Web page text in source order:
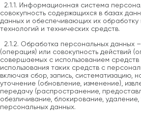
2.1.1. Информационная система
совокупность содержащихся в базах
данных и обеспечивающих их
технологий и технических средств.
2.1.2. Обработка персональных данных
(операция) или совокупность действий
совершаемых с использованием средств
использования таких средств с
включая сбор, запись, систематизацию,
уточнение (обновление, изменение),
передачу (распространение,
обезличивание, блокирование,
персональных данных.